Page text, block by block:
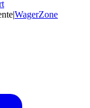
|WagerZone